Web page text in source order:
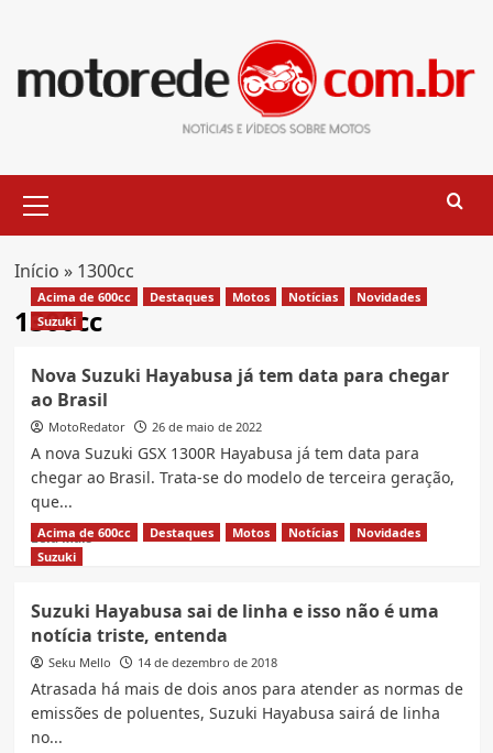
content
Menu
Início » 1300cc
1300cc
Acima de 600cc Destaques Motos Notícias
Novidades
Suzuki
Nova Suzuki Hayabusa já tem data para chegar
ao Brasil
MotoRedator 26 de maio de 2022
A nova Suzuki GSX 1300R Hayabusa já tem data para
chegar ao Brasil. Trata-se do modelo de terceira geração,
que...
Leia MaisRead
Suzuki
Hayabusa
já
tem
para
Acima de 600cc Destaques Motos Notícias
Novidades
Suzuki
Suzuki Hayabusa sai de linha e isso não é uma
notícia triste, entenda
Seku Mello 14 de dezembro de 2018
Atrasada há mais de dois anos para atender as normas de
emissões de poluentes, Suzuki Hayabusa sairá de linha
no...